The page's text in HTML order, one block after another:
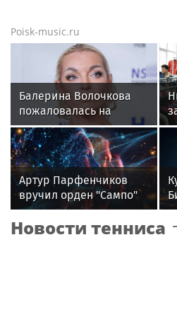
Poisk-music.ru
Балерина Волочкова
пожаловалась на
отсутствие
компенсаций за
затопленную квартиру
Артур Парфенчиков
вручил орден "Сампо"
семье Бориса Одлиса
Новости тенниса